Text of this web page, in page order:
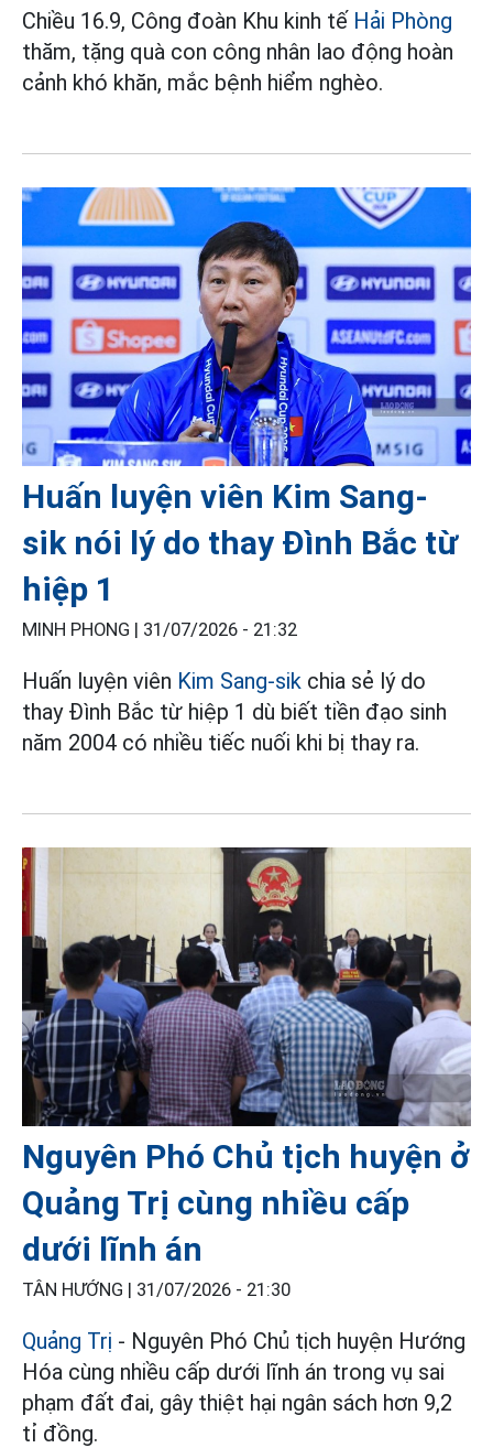
Chiều 16.9, Công đoàn Khu kinh tế Hải Phòng
thăm, tặng quà con công nhân lao động hoàn
cảnh khó khăn, mắc bệnh hiểm nghèo.
Huấn luyện viên Kim Sang-
sik nói lý do thay Đình Bắc từ
hiệp 1
MINH PHONG | 31/07/2026 - 21:32
Huấn luyện viên Kim Sang-sik chia sẻ lý do
thay Đình Bắc từ hiệp 1 dù biết tiền đạo sinh
năm 2004 có nhiều tiếc nuối khi bị thay ra.
Nguyên Phó Chủ tịch huyện ở
Quảng Trị cùng nhiều cấp
dưới lĩnh án
TÂN HƯỚNG | 31/07/2026 - 21:30
Quảng Trị - Nguyên Phó Chủ tịch huyện Hướng
Hóa cùng nhiều cấp dưới lĩnh án trong vụ sai
phạm đất đai, gây thiệt hại ngân sách hơn 9,2
tỉ đồng.